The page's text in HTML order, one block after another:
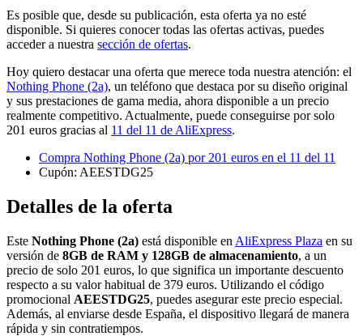
Es posible que, desde su publicación, esta oferta ya no esté
disponible. Si quieres conocer todas las ofertas activas, puedes
acceder a nuestra sección de ofertas.
Hoy quiero destacar una oferta que merece toda nuestra atención: el
Nothing Phone (2a), un teléfono que destaca por su diseño original
y sus prestaciones de gama media, ahora disponible a un precio
realmente competitivo. Actualmente, puede conseguirse por solo
201 euros gracias al 11 del 11 de AliExpress.
Compra Nothing Phone (2a) por 201 euros en el 11 del 11
Cupón: AEESTDG25
Detalles de la oferta
Este Nothing Phone (2a) está disponible en AliExpress Plaza en su
versión de 8GB de RAM y 128GB de almacenamiento, a un
precio de solo 201 euros, lo que significa un importante descuento
respecto a su valor habitual de 379 euros. Utilizando el código
promocional AEESTDG25, puedes asegurar este precio especial.
Además, al enviarse desde España, el dispositivo llegará de manera
rápida y sin contratiempos.